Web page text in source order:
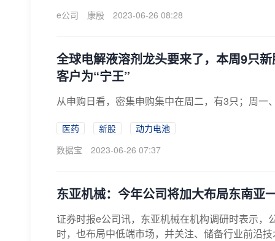
e公司
康殷 2023-06-26 08:28
全球电解液溶剂龙头要来了，本周9只
客户为“宁王”
从申购日看，密集申购集中在周二，有3只；周一
医药 新股
动力电池
数据宝
2023-06-26 07:37
东亚机械：今年公司将加大布局东南亚
证券时报e公司讯，东亚机械在机构调研时表示
时，也布局中低端市场，并关注、储备行业前沿